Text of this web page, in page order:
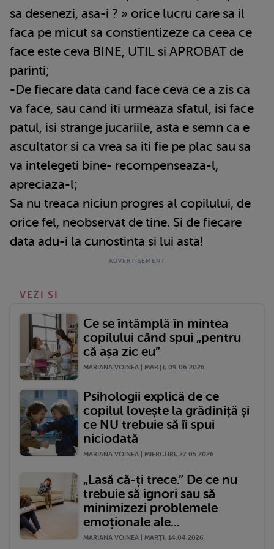
sa desenezi, asa-i ? » orice lucru care sa il
faca pe micut sa constientizeze ca ceea ce
face este ceva BINE, UTIL si APROBAT de
parinti;
-De fiecare data cand face ceva ce a zis ca
va face, sau cand iti urmeaza sfatul, isi face
patul, isi strange jucariile, asta e semn ca e
ascultator si ca vrea sa iti fie pe plac sau sa
va intelegeti bine- recompenseaza-l,
apreciaza-l;
Sa nu treaca niciun progres al copilului, de
orice fel, neobservat de tine. Si de fiecare
data adu-i la cunostinta si lui asta!
VEZI SI
Ce se întâmplă în mintea
copilului când spui „pentru
că așa zic eu”
MARIANA VOINEA | MARŢI, 09.06.2026
Psihologii explică de ce
copilul lovește la grădiniță și
ce NU trebuie să îi spui
niciodată
MARIANA VOINEA | MIERCURI, 27.05.2026
„Lasă că-ți trece.” De ce nu
trebuie să ignori sau să
minimizezi problemele
emoționale ale...
MARIANA VOINEA | MARŢI, 14.04.2026